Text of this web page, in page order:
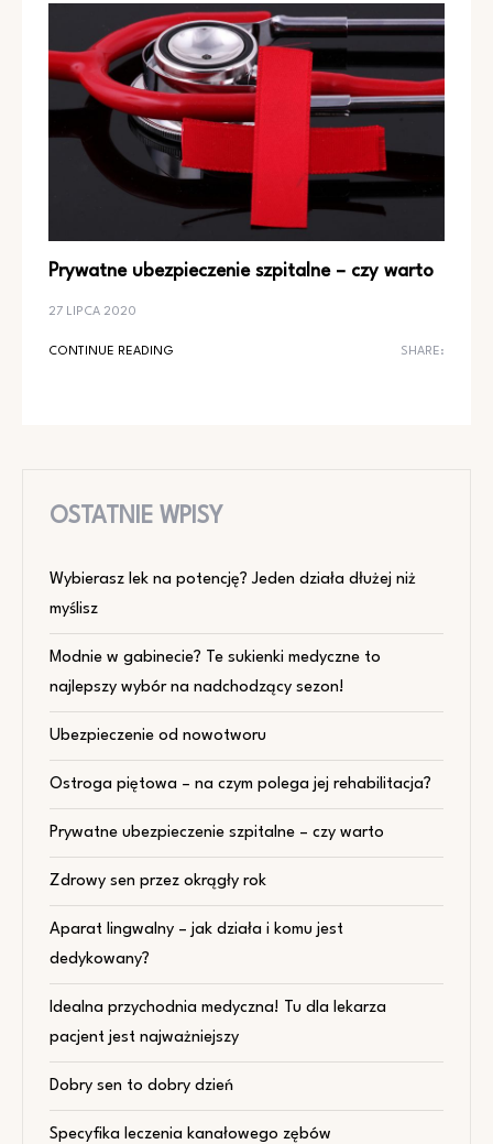
Prywatne ubezpieczenie szpitalne – czy warto
27 LIPCA 2020
CONTINUE READING SHARE:
OSTATNIE WPISY
Wybierasz lek na potencję? Jeden działa dłużej niż
myślisz
Modnie w gabinecie? Te sukienki medyczne to
najlepszy wybór na nadchodzący sezon!
Ubezpieczenie od nowotworu
Ostroga piętowa – na czym polega jej rehabilitacja?
Prywatne ubezpieczenie szpitalne – czy warto
Zdrowy sen przez okrągły rok
Aparat lingwalny – jak działa i komu jest
dedykowany?
Idealna przychodnia medyczna! Tu dla lekarza
pacjent jest najważniejszy
Dobry sen to dobry dzień
Specyfika leczenia kanałowego zębów